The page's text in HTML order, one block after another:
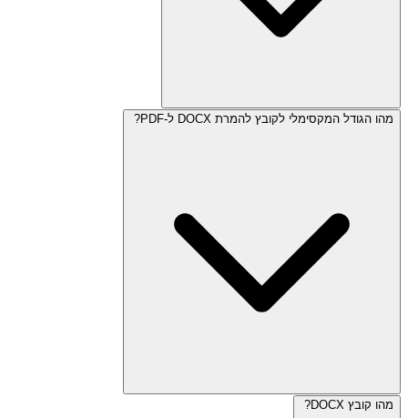
מהו הגודל המקסימלי לקובץ להמרת DOCX ל-PDF?
מהו קובץ DOCX?